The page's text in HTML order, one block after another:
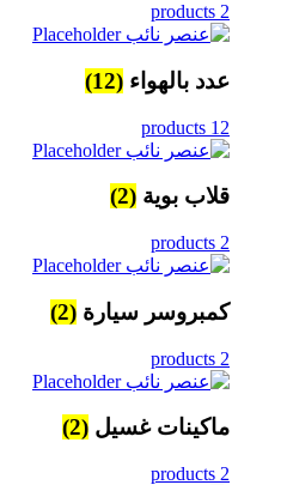
2 products
عدد بالهواء (12)
12 products
قلاب بوية (2)
2 products
كمبروسر سيارة (2)
2 products
ماكينات غسيل (2)
2 products